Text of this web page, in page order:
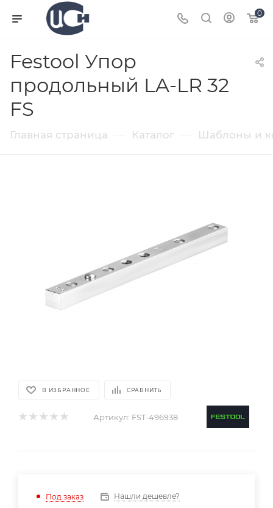
0
Festool Упор
продольный LA-LR 32
FS
Главная страница Каталог Шаблоны и
В ИЗБРАННОЕ СРАВНИТЬ
Артикул: FST-496938
Под заказ Нашли дешевле?